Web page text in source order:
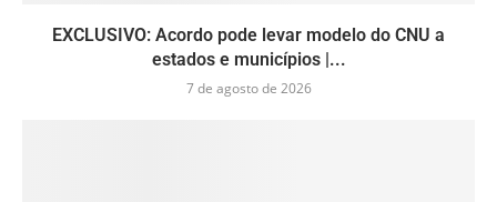
EXCLUSIVO: Acordo pode levar modelo do CNU a
estados e municípios |...
7 de agosto de 2026